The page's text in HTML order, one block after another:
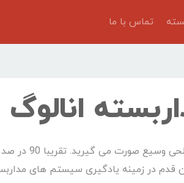
تماس با ما
انالوگ
نصب سیستم مداربسته انالوگ به علت سادگی بسیار رایج
قدم در زمینه یادگیری سیستم های